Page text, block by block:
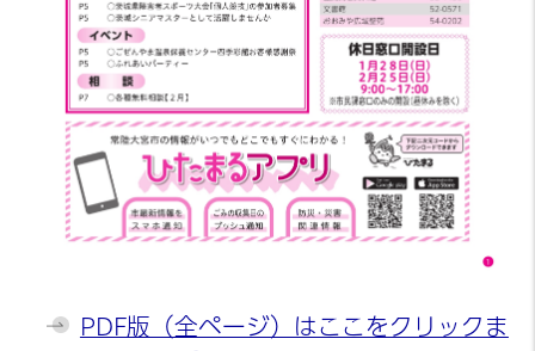
PDF版（全ページ）はここをクリックま